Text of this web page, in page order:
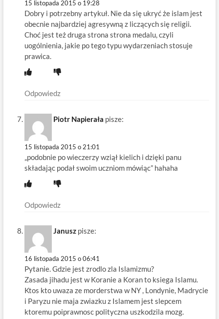
15 listopada 2015 o 19:28
Dobry i potrzebny artykuł. Nie da się ukryć że islam jest
obecnie najbardziej agresywną z liczących się religii.
Choć jest też druga strona strona medalu, czyli
uogólnienia, jakie po tego typu wydarzeniach stosuje
prawica.
Odpowiedz
Piotr Napierała pisze:
15 listopada 2015 o 21:01
„podobnie po wieczerzy wziął kielich i dzięki panu
składając podał swoim uczniom mówiąc” hahaha
Odpowiedz
Janusz pisze:
16 listopada 2015 o 06:41
Pytanie. Gdzie jest zrodlo zla Islamizmu?
Zasada jihadu jest w Koranie a Koran to ksiega Islamu.
Ktos kto uwaza ze morderstwa w NY , Londynie, Madrycie
i Paryzu nie maja zwiazku z Islamem jest slepcem
ktoremu poiprawnosc polityczna uszkodzila mozg.